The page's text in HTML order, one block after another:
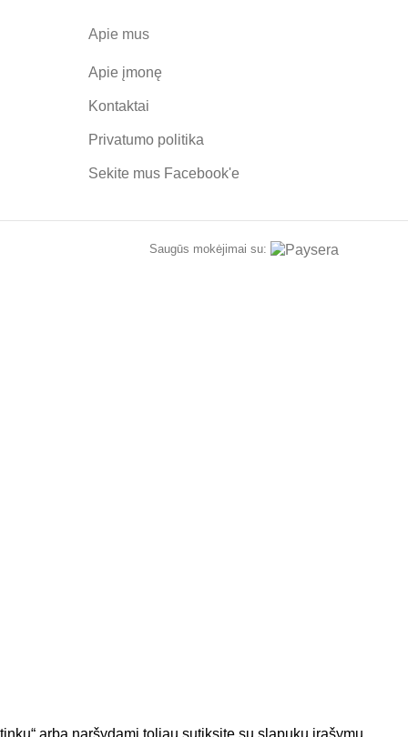
Apie mus
Apie įmonę
Kontaktai
Privatumo politika
Sekite mus Facebook'e
Saugūs mokėjimai su:
arba naršydami toliau sutiksite su slapukų įrašymu.